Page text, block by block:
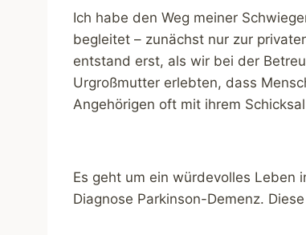
Ich habe den Weg meiner
begleitet – zunächst nur zur
entstand erst, als wir bei der
Urgroßmutter erlebten, dass
Angehörigen oft mit ihrem
Es geht um ein würdevolles Leben
Diagnose Parkinson-Demenz.